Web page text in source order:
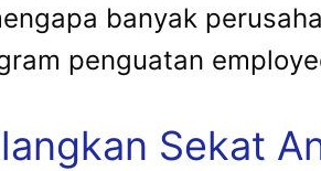
banyak
penguatan
Sekat